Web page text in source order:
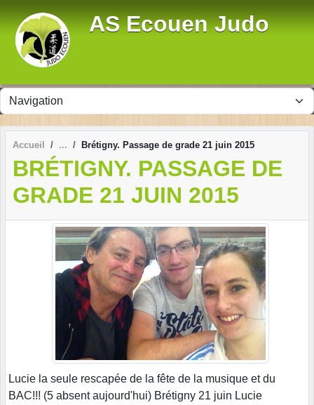
AS Ecouen Judo
Accueil Brétigny. Passage de grade 21 juin 2015
BRÉTIGNY. PASSAGE DE
GRADE 21 JUIN 2015
Lucie la seule rescapée de la fête de la musique et du
BAC!!! (5 absent aujourd'hui) Brétigny 21 juin Lucie